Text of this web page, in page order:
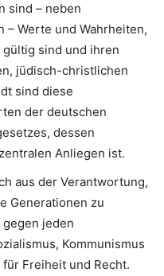
sind – neben
Werte und Wahrheiten,
sind und ihren
jüdisch-christlichen
sind diese
der deutschen
dessen
Anliegen ist.
aus der Verantwortung,
Generationen zu
jeden
Kommunismus
Freiheit und Recht.